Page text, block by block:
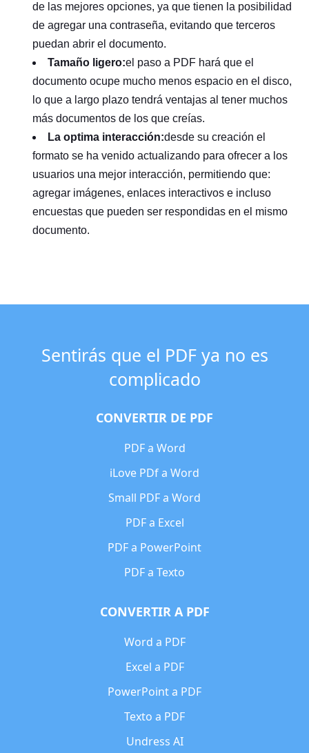
de las mejores opciones, ya que tienen la posibilidad
de agregar una contraseña, evitando que terceros
puedan abrir el documento.
Tamaño ligero:el paso a PDF hará que el
documento ocupe mucho menos espacio en el disco,
lo que a largo plazo tendrá ventajas al tener muchos
más documentos de los que creías.
La optima interacción:desde su creación el
formato se ha venido actualizando para ofrecer a los
usuarios una mejor interacción, permitiendo que:
agregar imágenes, enlaces interactivos e incluso
encuestas que pueden ser respondidas en el mismo
documento.
Sentirás que el PDF ya no es
complicado
CONVERTIR DE PDF
PDF a Word
iLove PDf a Word
Small PDF a Word
PDF a Excel
PDF a PowerPoint
PDF a Texto
CONVERTIR A PDF
Word a PDF
Excel a PDF
PowerPoint a PDF
Texto a PDF
Undress AI